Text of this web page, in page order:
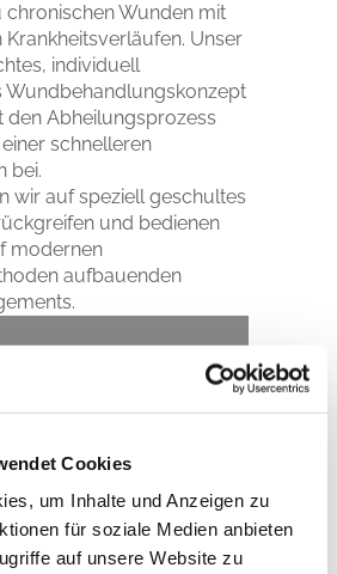
Cookies
um Inhalte und Anzeigen zu
für soziale Medien anbieten
auf unsere Website zu
chronischen Wunden mit
Krankheitsverläufen. Unser
individuell
Wundbehandlungskonzept
den Abheilungsprozess
schnelleren
bei.
wir auf speziell geschultes
und bedienen
modernen
aufbauenden